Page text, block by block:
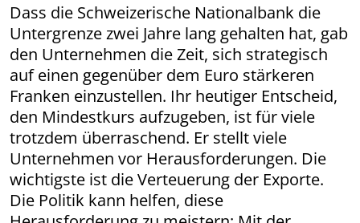
Dass die Schweizerische Nationalbank die
Untergrenze zwei Jahre lang gehalten hat, gab
den Unternehmen die Zeit, sich strategisch
auf einen gegenüber dem Euro stärkeren
Franken einzustellen. Ihr heutiger Entscheid,
den Mindestkurs aufzugeben, ist für viele
trotzdem überraschend. Er stellt viele
Unternehmen vor Herausforderungen. Die
wichtigste ist die Verteuerung der Exporte.
Die Politik kann helfen, diese